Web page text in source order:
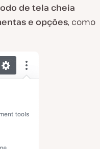
de tela cheia
e opções, como